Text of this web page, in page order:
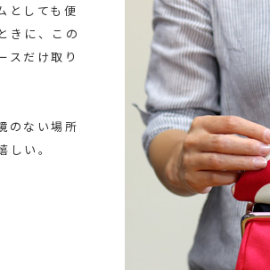
としても便
きに、この
スだけ取り
のない場所
しい。